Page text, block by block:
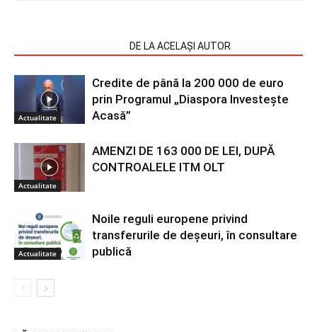
DE LA ACELAȘI AUTOR
Actualitate
Credite de până la 200 000 de euro
prin Programul „Diaspora Investește
Acasă”
Actualitate
AMENZI DE 163 000 DE LEI, DUPĂ
CONTROALELE ITM OLT
Actualitate
Noile reguli europene privind
transferurile de deșeuri, în consultare
publică